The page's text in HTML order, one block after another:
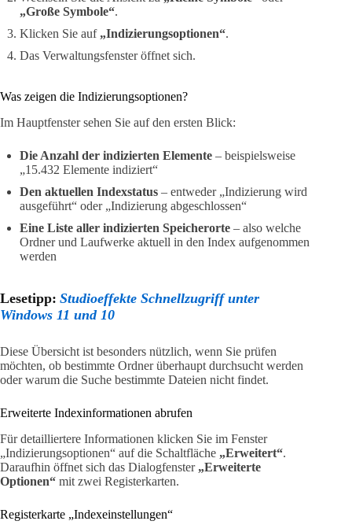
„Große Symbole“.
Klicken Sie auf „Indizierungsoptionen“.
Das Verwaltungsfenster öffnet sich.
Was zeigen die Indizierungsoptionen?
Im Hauptfenster sehen Sie auf den ersten Blick:
Die Anzahl der indizierten Elemente – beispielsweise
„15.432 Elemente indiziert“
Den aktuellen Indexstatus – entweder „Indizierung wird
ausgeführt“ oder „Indizierung abgeschlossen“
Eine Liste aller indizierten Speicherorte – also welche
Ordner und Laufwerke aktuell in den Index aufgenommen
werden
Lesetipp: Studioeffekte Schnellzugriff unter
Windows 11 und 10
Diese Übersicht ist besonders nützlich, wenn Sie prüfen
möchten, ob bestimmte Ordner überhaupt durchsucht werden
oder warum die Suche bestimmte Dateien nicht findet.
Erweiterte Indexinformationen abrufen
Für detailliertere Informationen klicken Sie im Fenster
„Indizierungsoptionen“ auf die Schaltfläche „Erweitert“.
Daraufhin öffnet sich das Dialogfenster „Erweiterte
Optionen“ mit zwei Registerkarten.
Registerkarte „Indexeinstellungen“